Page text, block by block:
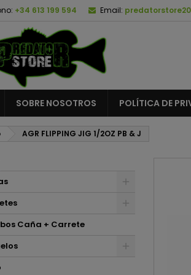
+34 613 199 594 Email:
SOBRE NOSOTROS POLÍTICA DE
AGR FLIPPING JIG 1/2OZ PB & J
Caña + Carrete